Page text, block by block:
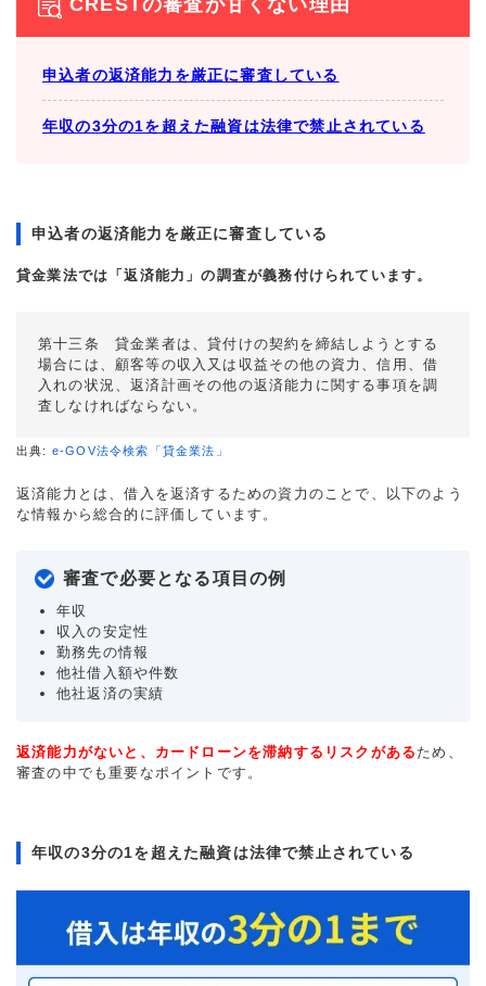
申込者の返済能力を厳正に審査している
年収の3分の1を超えた融資は法律で禁止されている
申込者の返済能力を厳正に審査している
貸金業法では「返済能力」の調査が義務付けられています。
第十三条 貸金業者は、貸付けの契約を締結しようとする
場合には、顧客等の収入又は収益その他の資力、信用、借
入れの状況、返済計画その他の返済能力に関する事項を調
査しなければならない。
出典: e-GOV法令検索「貸金業法」
返済能力とは、借入を返済するための資力のことで、以下のよう
な情報から総合的に評価しています。
審査で必要となる項目の例
年収
収入の安定性
勤務先の情報
他社借入額や件数
他社返済の実績
返済能力がないと、カードローンを滞納するリスクがある ため、
審査の中でも重要なポイントです。
年収の3分の1を超えた融資は法律で禁止されている